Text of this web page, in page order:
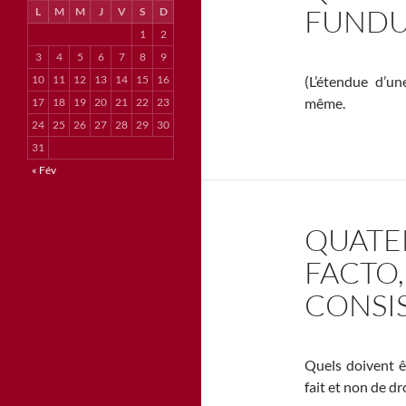
(L’étendue
même.
Quels doivent
fait et non de
L M M J V S
D
1
2
3
4 5 6 7 8
9
10
11 12 13 14 15
16
17
18 19 20 21 22 23
24 25 26 27 28 29
30
31
« Fév